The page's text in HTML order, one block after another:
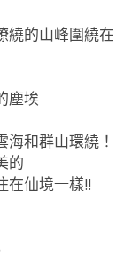
繞的山峰圍繞在
塵埃
和群山環繞！
的
在仙境一樣!!